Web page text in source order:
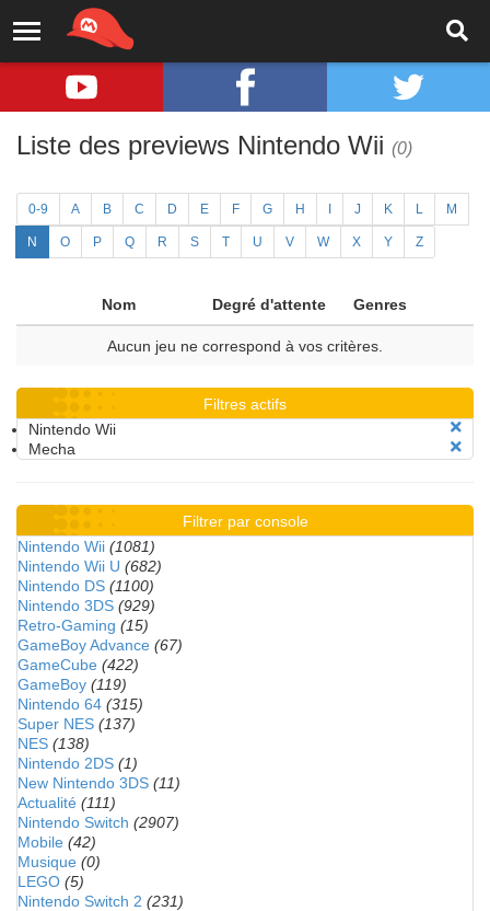
Liste des previews Nintendo Wii (0)
0-9 A B C D E F G H J K L M
N O P Q R S T U V W X Y Z
Nom Degré d'attente Genres
Aucun jeu ne correspond à vos critères.
Filtres actifs
Nintendo Wii
Mecha
Filtrer par console
Nintendo Wii (1081)
Nintendo Wii U (682)
Nintendo DS (1100)
Nintendo 3DS (929)
Retro-Gaming (15)
GameBoy Advance (67)
GameCube (422)
GameBoy (119)
Nintendo 64 (315)
Super NES (137)
NES (138)
Nintendo 2DS (1)
New Nintendo 3DS (11)
Actualité (111)
Nintendo Switch (2907)
Mobile (42)
Musique (0)
LEGO (5)
Nintendo Switch 2 (231)